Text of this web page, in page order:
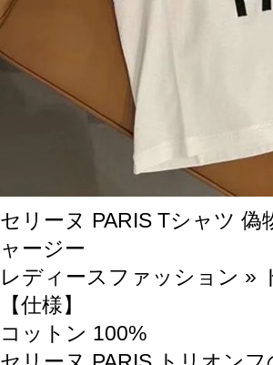
セリーヌ PARIS Tシャツ
ャージー
レディースファッション »
【仕様】
コットン 100%